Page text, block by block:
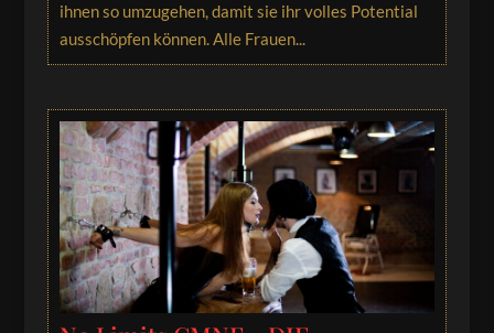
ihnen so umzugehen, damit sie ihr volles Potential
ausschöpfen können. Alle Frauen...